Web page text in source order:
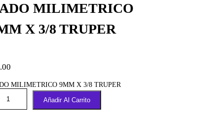
MILIMETRICO
X 3/8 TRUPER
MILIMETRICO 9MM X 3/8 TRUPER
Añadir Al Carrito